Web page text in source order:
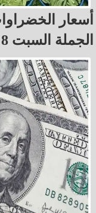
أسعار
الجملة السبت 8 أغسطس 2026